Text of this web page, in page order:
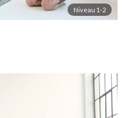
Niveau 1-2